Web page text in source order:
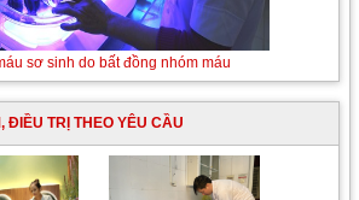
sơ sinh do bất đồng nhóm máu
ĐIỀU TRỊ THEO YÊU CẦU